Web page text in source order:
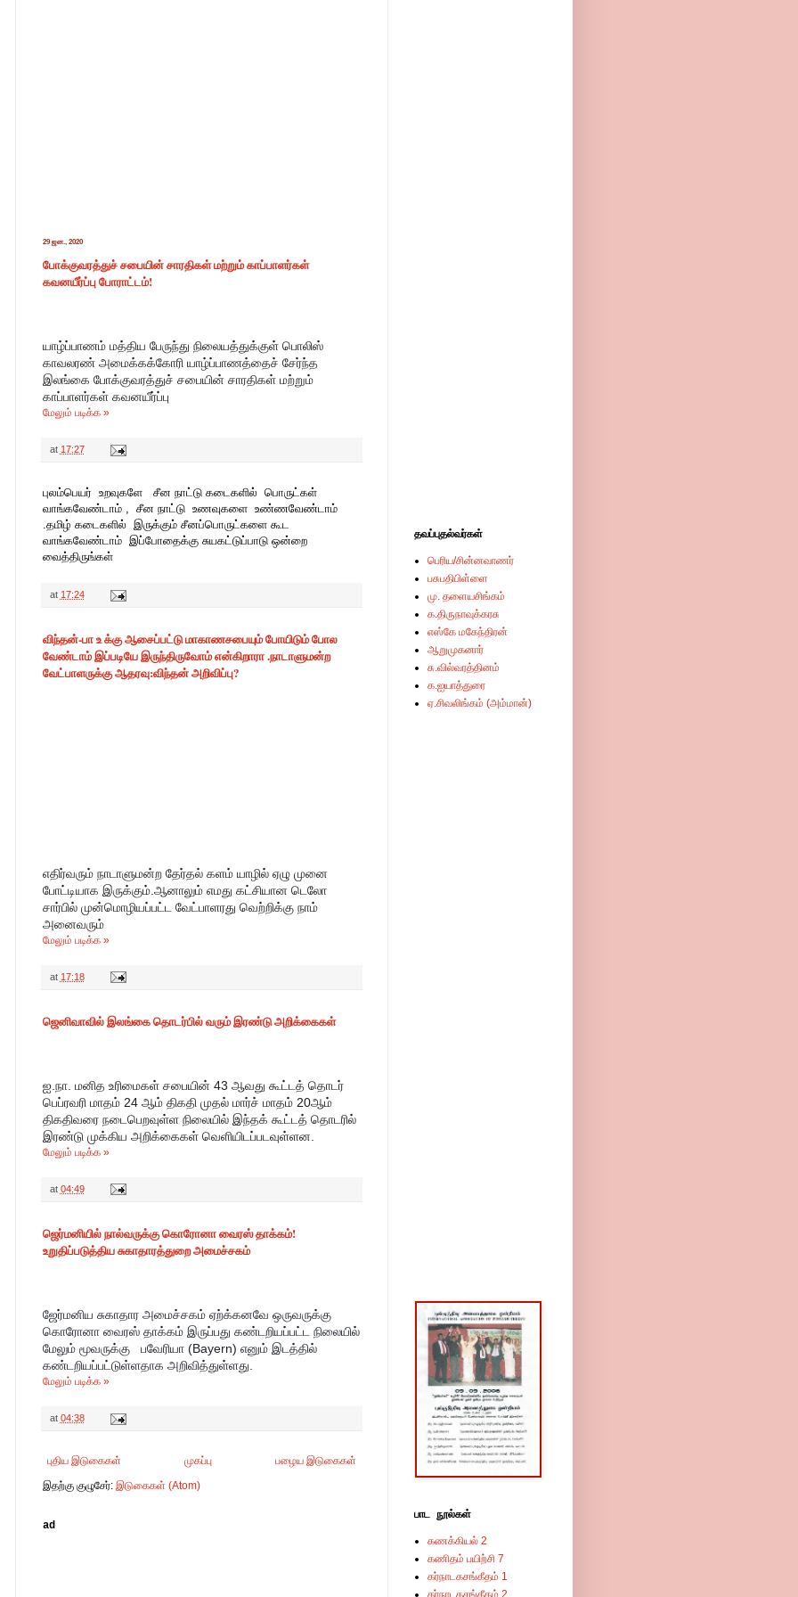
29 ஜன., 2020
போக்குவரத்துச் சபையின் சாரதிகள் மற்றும் காப்பாளர்கள்
கவனயீர்ப்பு போராட்டம்!
யாழ்ப்பாணம் மத்திய பேருந்து நிலையத்துக்குள் பொலிஸ்
காவலரண் அமைக்கக்கோரி யாழ்ப்பாணத்தைச் சேர்ந்த
இலங்கை போக்குவரத்துச் சபையின் சாரதிகள் மற்றும்
காப்பாளர்கள் கவனயீர்ப்பு
மேலும் படிக்க »
at 17:27
புலம்பெயர் உறவுகளே சீன நாட்டு கடைகளில் பொருட்கள்
வாங்கவேண்டாம் , சீன நாட்டு உணவுகளை உண்ணவேண்டாம்
.தமிழ் கடைகளில் இருக்கும் சீனப்பொருட்களை கூட
வாங்கவேண்டாம் இப்போதைக்கு சுயகட்டுப்பாடு ஒன்றை
வைத்திருங்கள்
at 17:24
விந்தன்-பா உ க்கு ஆசைப்பட்டு மாகாணசபையும் போயிடும் போல
வேண்டாம் இப்படியே இருந்திருவோம் என்கிறாரா .நாடாளுமன்ற
வேட்பாளருக்கு ஆதரவு:விந்தன் அறிவிப்பு?
எதிர்வரும் நாடாளுமன்ற தேர்தல் களம் யாழில் ஏழு முனை
போட்டியாக இருக்கும்.ஆனாலும் எமது கட்சியான டெலோ
சார்பில் முன்மொழியப்பட்ட வேட்பாளரது வெற்றிக்கு நாம்
அனைவரும்
மேலும் படிக்க »
at 17:18
ஜெனிவாவில் இலங்கை தொடர்பில் வரும் இரண்டு அறிக்கைகள்
ஐ.நா. மனித உரிமைகள் சபையின் 43 ஆவது கூட்டத் தொடர்
பெப்ரவரி மாதம் 24 ஆம் திகதி முதல் மார்ச் மாதம் 20ஆம்
திகதிவரை நடைபெறவுள்ள நிலையில் இந்தக் கூட்டத் தொடரில்
இரண்டு முக்கிய அறிக்கைகள் வெளியிடப்படவுள்ளன.
மேலும் படிக்க »
at 04:49
ஜெர்மனியில் நால்வருக்கு கொரோனா வைரஸ் தாக்கம்!
உறுதிப்படுத்திய சுகாதாரத்துறை அமைச்சகம்
ஜேர்மனிய சுகாதார அமைச்சகம் ஏற்க்கனவே ஒருவருக்கு
கொரோனா வைரஸ் தாக்கம் இருப்பது கண்டறியப்பட்ட நிலையில்
மேலும் மூவருக்கு   பவேரியா (Bayern) எனும் இடத்தில்
கண்டறியப்பட்டுள்ளதாக அறிவித்துள்ளது.
மேலும் படிக்க »
at 04:38
புதிய இடுகைகள் பழைய இடுகைகள்
முகப்பு
இதற்கு குழுசேர்: இடுகைகள் (Atom)
ad
தவப்புதல்வர்கள்
பெரிய/சின்னவாணர்
பசுபதிபிள்ளை
மு. தளையசிங்கம்
க.திருநாவுக்கரசு
எஸ்கே மகேந்திரன்
ஆறுமுகனார்
சு.வில்வரத்தினம்
க.ஐயாத்துரை
ஏ.சிவலிங்கம் (அம்மான்)
பாட நூல்கள்
கணக்கியல் 2
கணிதம் பயிற்சி 7
கர்நாடகசங்கீதம் 1